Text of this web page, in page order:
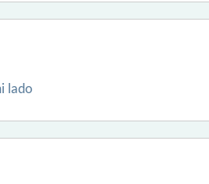
lado